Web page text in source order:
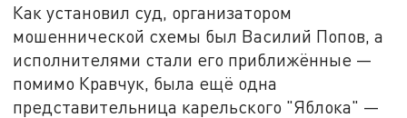
Как установил суд, организатором
мошеннической схемы был Василий Попов, а
исполнителями стали его приближённые —
помимо Кравчук, была ещё одна
представительница карельского "Яблока" —